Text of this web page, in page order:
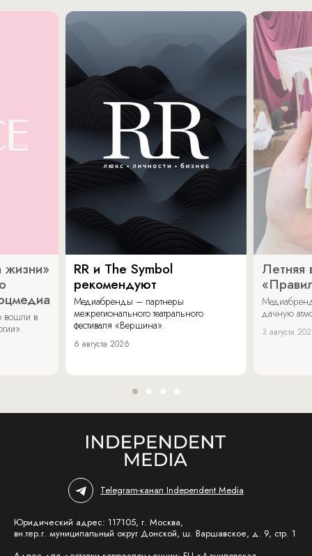
жизни»
вошли в
RR и The Symbol
рекомендуют
Медиабренды – партнеры
межрегионального театрального
фестиваля «Вершина».
6 августа 2026
Летняя
дачную
3 августа
Telegram-канал Independent Media
Юридический адрес: 117105, г. Москва,
вн.тер.г. муниципальный округ Донской, ш. Варшавское, д. 9, стр. 1